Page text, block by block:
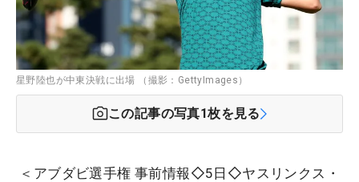
星野陸也が中東決戦に出場 （撮影：GettyImages）
この記事の写真1枚を見る
＜アブダビ選手権 事前情報◇5日◇ヤスリンクス・